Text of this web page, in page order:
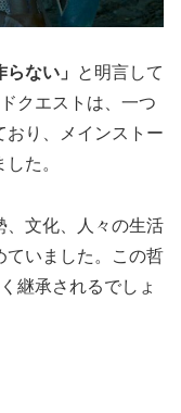
ない」
と明言して
クエストは、一つ
おり、メインストー
た。
、文化、人々の生活
ていました。この哲
継承されるでしょ